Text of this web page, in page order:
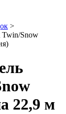
>
Twin/Snow
22,9 м